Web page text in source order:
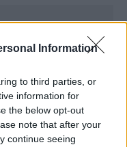
Information
to third parties, or
information for
the below opt-out
note that after your
continue seeing